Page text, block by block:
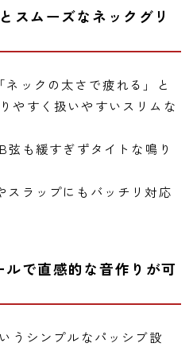
スムーズなネックグリ
ックの太さで疲れる」と
やすく扱いやすいスリムな
弦も緩すぎずタイトな鳴り
スラップにもバッチリ対応
で直感的な音作りが可
うシンプルなパッシブ設